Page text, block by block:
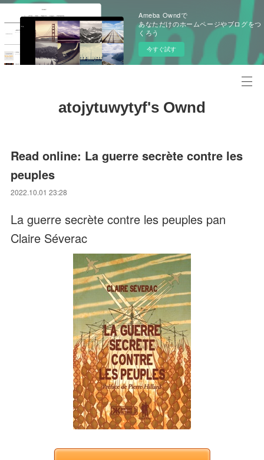
Ameba Owndで
あなただけのホームページやブログをつ
くろう
今すぐ試す
atojytuwytyf's Ownd
Read online: La guerre secrète contre les
peuples
2022.10.01 23:28
La guerre secrète contre les peuples pan
Claire Séverac